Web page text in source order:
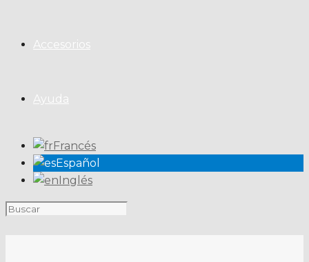
Accesorios
Ayuda
Francés
Español
Inglés